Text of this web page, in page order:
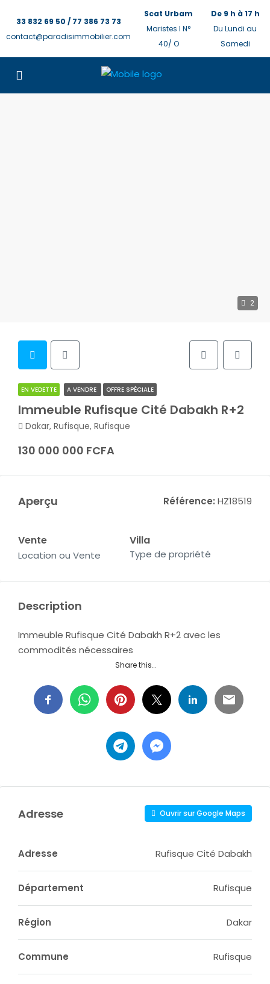
33 832 69 50 / 77 386 73 73
contact@paradisimmobilier.com
Scat Urbam
Maristes I N°
40/ O
De 9 h à 17 h
Du Lundi au
Samedi
2
EN VEDETTE A VENDRE OFFRE SPÉCIALE
Immeuble Rufisque Cité Dabakh R+2
Dakar, Rufisque, Rufisque
130 000 000 FCFA
Aperçu Référence: HZ18519
Vente
Location ou Vente
Villa
Type de propriété
Description
Immeuble Rufisque Cité Dabakh R+2 avec les
commodités nécessaires
Share this…
Adresse Ouvrir sur Google Maps
Adresse Rufisque Cité Dabakh
Département Rufisque
Région Dakar
Commune Rufisque